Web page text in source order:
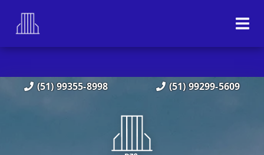
(51) 99355-8998 (51) 99299-5609